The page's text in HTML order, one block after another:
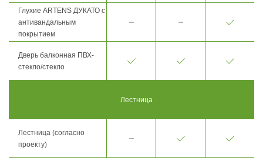
Глухие ARTENS ДУКАТО с
антивандальным
покрытием
Дверь балконная ПВХ-
стекло/стекло
Лестница
Лестница (согласно
проекту)